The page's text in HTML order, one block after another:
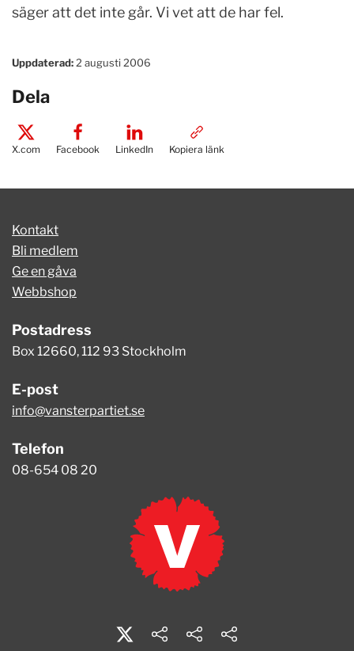
säger att det inte går. Vi vet att de har fel.
Uppdaterad: 2 augusti 2006
Dela
X.com Facebook LinkedIn Kopiera länk
Kontakt
Bli medlem
Ge en gåva
Webbshop
Postadress
Box 12660, 112 93 Stockholm
E-post
info@vansterpartiet.se
Telefon
08-654 08 20